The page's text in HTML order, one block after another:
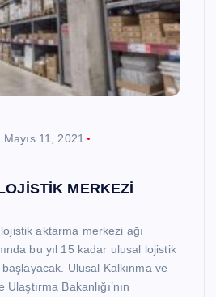
Mayıs 11, 2021
MERKEZİ
aktarma merkezi ağı
bu yıl 15 kadar ulusal lojistik
Ulusal Kalkınma ve
Bakanlığı’nın